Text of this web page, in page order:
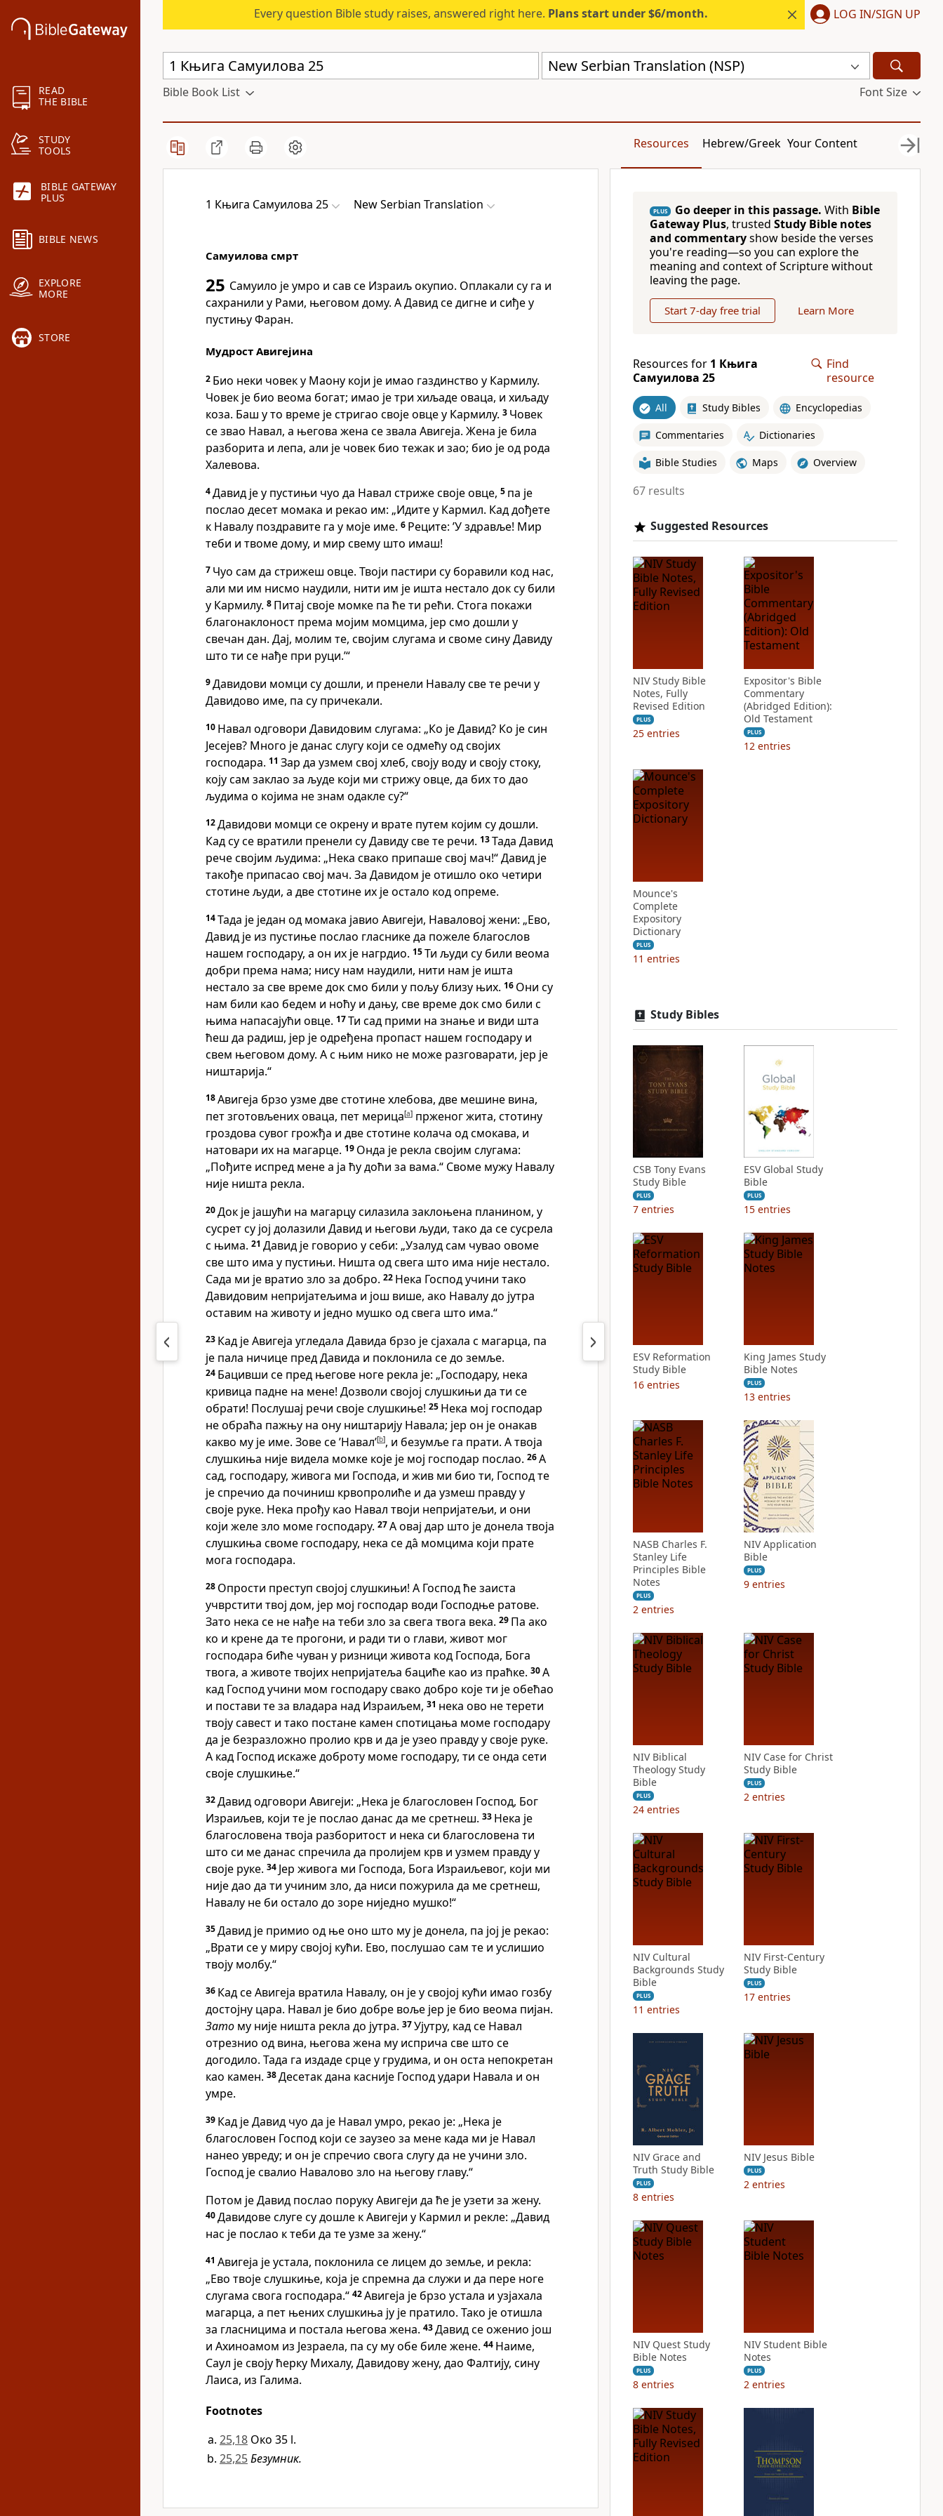
READ
THE BIBLE
STUDY
TOOLS
BIBLE GATEWAY
PLUS
BIBLE NEWS
EXPLORE
MORE
STORE
Every question Bible study raises, answered right here. Plans start under $6/month. LOG IN/SIGN UP
New Serbian Translation (NSP)
Bible Book List Font Size
Resources Hebrew/Greek Your Content
1 Књига Самуилова 25 New Serbian Translation
Самуилова смрт
25 Самуило је умро и сав се Израиљ окупио. Оплакали су га и
сахранили у Рами, његовом дому. А Давид се дигне и сиђе у
пустињу Фаран.
Мудрост Авигејина
2 Био неки човек у Маону који је имао газдинство у Кармилу.
Човек је био веома богат; имао је три хиљаде оваца, и хиљаду
коза. Баш у то време је стригао своје овце у Кармилу. 3 Човек
се звао Навал, а његова жена се звала Авигеја. Жена је била
разборита и лепа, али је човек био тежак и зао; био је од рода
Халевова.
4Давид је у пустињи чуо да Навал стриже своје овце, 5 па је
послао десет момака и рекао им: „Идите у Кармил. Кад дођете
к Навалу поздравите га у моје име. 6 Реците: ’У здравље! Мир
теби и твоме дому, и мир свему што имаш!
7 Чуо сам да стрижеш овце. Твоји пастири су боравили код нас,
али ми им нисмо наудили, нити им је ишта нестало док су били
у Кармилу. 8 Питај своје момке па ће ти рећи. Стога покажи
благонаклоност према мојим момцима, јер смо дошли у
свечан дан. Дај, молим те, својим слугама и своме сину Давиду
што ти се нађе при руци.’“
9Давидови момци су дошли, и пренели Навалу све те речи у
Давидово име, па су причекали.
10 Навал одговори Давидовим слугама: „Ко је Давид? Ко је син
Јесејев? Много је данас слугу који се одмећу од својих
господара. 11 Зар да узмем свој хлеб, своју воду и своју стоку,
коју сам заклао за људе који ми стрижу овце, да бих то дао
људима о којима не знам одакле су?“
12Давидови момци се окрену и врате путем којим су дошли.
Кад су се вратили пренели су Давиду све те речи. 13Тада Давид
рече својим људима: „Нека свако припаше свој мач!“ Давид је
такође припасао свој мач. За Давидом је отишло око четири
стотине људи, а две стотине их је остало код опреме.
14Тада је један од момака јавио Авигеји, Наваловој жени: „Ево,
Давид је из пустиње послао гласнике да пожеле благослов
нашем господару, а он их је нагрдио. 15Ти људи су били веома
добри према нама; нису нам наудили, нити нам је ишта
нестало за све време док смо били у пољу близу њих. 16 Они су
нам били као бедем и ноћу и дању, све време док смо били с
њима напасајући овце. 17Ти сад прими на знање и види шта
ћеш да радиш, јер је одређена пропаст нашем господару и
свем његовом дому. А с њим нико не може разговарати, јер је
ништарија.“
18Авигеја брзо узме две стотине хлебова, две мешине вина,
пет зготовљених оваца, пет мерица[a] прженог жита, стотину
гроздова сувог грожђа и две стотине колача од смокава, и
натовари их на магарце. 19 Онда је рекла својим слугама:
„Пођите испред мене а ја ћу доћи за вама.“ Своме мужу Навалу
није ништа рекла.
20Док је јашући на магарцу силазила заклоњена планином, у
сусрет су јој долазили Давид и његови људи, тако да се сусрела
с њима. 21 Давид је говорио у себи: „Узалуд сам чувао овоме
све што има у пустињи. Ништа од свега што има није нестало.
Сада ми је вратио зло за добро. 22 Нека Господ учини тако
Давидовим непријатељима и још више, ако Навалу до јутра
оставим на животу и једно мушко од свега што има.“
23 Кад је Авигеја угледала Давида брзо је сјахала с магарца, па
је пала ничице пред Давида и поклонила се до земље.
24 Бацивши се пред његове ноге рекла је: „Господару, нека
кривица падне на мене! Дозволи својој слушкињи да ти се
обрати! Послушај речи своје слушкиње! 25 Нека мој господар
не обраћа пажњу на ону ништарију Навала; јер он је онакав
какво му је име. Зове се ’Навал’[b], и безумље га прати. А твоја
слушкиња није видела момке које је мој господар послао. 26А
сад, господару, живога ми Господа, и жив ми био ти, Господ те
је спречио да починиш крвопролиће и да узмеш правду у
своје руке. Нека прођу као Навал твоји непријатељи, и они
који желе зло моме господару. 27А овај дар што је донела твоја
слушкиња своме господару, нека се да̂ момцима који прате
мога господара.
28 Опрости преступ својој слушкињи! А Господ ће заиста
учврстити твој дом, јер мој господар води Господње ратове.
Зато нека се не нађе на теби зло за свега твога века. 29 Па ако
ко и крене да те прогони, и ради ти о глави, живот мог
господара биће чуван у ризници живота код Господа, Бога
твога, а животе твојих непријатеља бациће као из праћке. 30А
кад Господ учини мом господару свако добро које ти је обећао
и постави те за владара над Израиљем, 31 нека ово не терети
твоју савест и тако постане камен спотицања моме господару
да је безразложно пролио крв и да је узео правду у своје руке.
А кад Господ искаже доброту моме господару, ти се онда сети
своје слушкиње.“
32Давид одговори Авигеји: „Нека је благословен Господ, Бог
Израиљев, који те је послао данас да ме сретнеш. 33 Нека је
благословена твоја разборитост и нека си благословена ти
што си ме данас спречила да пролијем крв и узмем правду у
своје руке. 34 Јер живога ми Господа, Бога Израиљевог, који ми
није дао да ти учиним зло, да ниси пожурила да ме сретнеш,
Навалу не би остало до зоре ниједно мушко!“
35Давид је примио од ње оно што му је донела, па јој је рекао:
„Врати се у миру својој кући. Ево, послушао сам те и услишио
твоју молбу.“
36 Кад се Авигеја вратила Навалу, он је у својој кући имао гозбу
достојну цара. Навал је био добре воље јер је био веома пијан.
Зато му није ништа рекла до јутра. 37Ујутру, кад се Навал
отрезнио од вина, његова жена му исприча све што се
догодило. Тада га издаде срце у грудима, и он оста непокретан
као камен. 38Десетак дана касније Господ удари Навала и он
умре.
39 Кад је Давид чуо да је Навал умро, рекао је: „Нека је
благословен Господ који се заузео за мене када ми је Навал
нанео увреду; и он је спречио свога слугу да не учини зло.
Господ је свалио Навалово зло на његову главу.“
Потом је Давид послао поруку Авигеји да ће је узети за жену.
40Давидове слуге су дошле к Авигеји у Кармил и рекле: „Давид
нас је послао к теби да те узме за жену.“
41 Авигеја је устала, поклонила се лицем до земље, и рекла:
„Ево твоје слушкиње, која је спремна да служи и да пере ноге
слугама свога господара.“ 42Авигеја је брзо устала и узјахала
магарца, а пет њених слушкиња ју је пратило. Тако је отишла
за гласницима и постала његова жена. 43Давид се оженио још
и Ахиноамом из Језраела, па су му обе биле жене. 44 Наиме,
Саул је своју ћерку Михалу, Давидову жену, дао Фалтију, сину
Лаиса, из Галима.
Footnotes
25,18 Око 35 l.
25,25Безумник.
PLUS Go deeper in this passage. With Bible
Gateway Plus, trusted Study Bible notes
and commentaryshow beside the verses
you're reading—so you can explore the
meaning and context of Scripture without
leaving the page.
Start 7-day free trial Learn More
Resources for 1 Књига
Самуилова 25
Find
resource
All Study Bibles Encyclopedias
Commentaries Dictionaries
Bible Studies Maps Overview
67 results
Suggested Resources
NIV Study Bible
Notes, Fully
Revised Edition
PLUS
25 entries
Expositor's Bible
Commentary
(Abridged Edition):
Old Testament
PLUS
12 entries
Mounce's
Complete
Expository
Dictionary
PLUS
11 entries
Study Bibles
CSB Tony Evans
Study Bible
PLUS
7 entries
ESV Global Study
Bible
PLUS
15 entries
ESV Reformation
Study Bible
16 entries
King James Study
Bible Notes
PLUS
13 entries
NASB Charles F.
Stanley Life
Principles Bible
Notes
PLUS
2 entries
NIV Application
Bible
PLUS
9 entries
NIV Biblical
Theology Study
Bible
PLUS
24 entries
NIV Case for Christ
Study Bible
PLUS
2 entries
NIV Cultural
Backgrounds Study
Bible
PLUS
11 entries
NIV First-Century
Study Bible
PLUS
17 entries
NIV Grace and
Truth Study Bible
PLUS
8 entries
NIV Jesus Bible
PLUS
2 entries
NIV Quest Study
Bible Notes
PLUS
8 entries
NIV Student Bible
Notes
PLUS
2 entries